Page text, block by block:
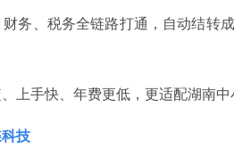
务、税务全链路打通，自动结转
上手快、年费更低，更适配湖南
技